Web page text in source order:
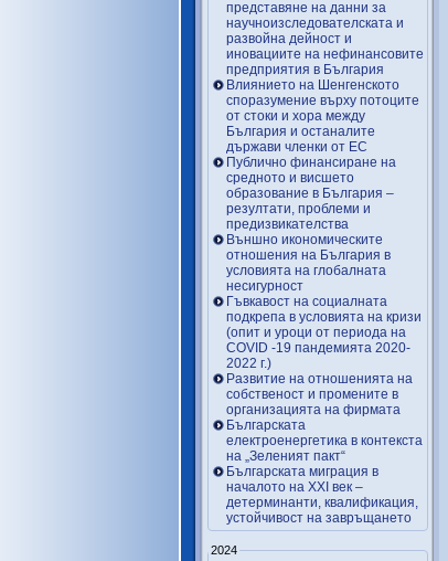
представяне на данни за
научноизследователската и
развойна дейност и
иновациите на нефинансовите
предприятия в България
Влиянието на Шенгенското
споразумение върху потоците
от стоки и хора между
България и останалите
държави членки от ЕС
Публично финансиране на
средното и висшето
образование в България –
резултати, проблеми и
предизвикателства
Външно икономическите
отношения на България в
условията на глобалната
несигурност
Гъвкавост на социалната
подкрепа в условията на кризи
(опит и уроци от периода на
COVID -19 пандемията 2020-
2022 г.)
Развитие на отношенията на
собственост и промените в
организацията на фирмата
Българската
електроенергетика в контекста
на „Зеленият пакт“
Българската миграция в
началото на ХХІ век –
детерминанти, квалификация,
устойчивост на завръщането
2024